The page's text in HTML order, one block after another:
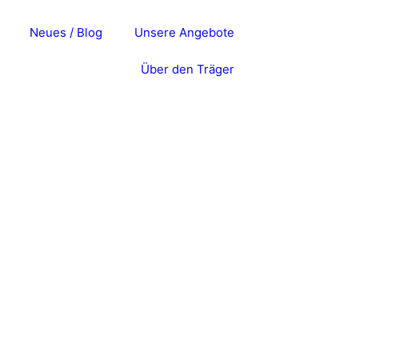
Neues / Blog Unsere Angebote
Über den Träger